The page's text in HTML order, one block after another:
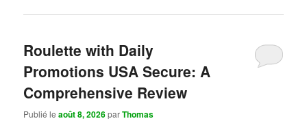
Roulette with Daily
Promotions USA Secure: A
Comprehensive Review
Publié leaoût 8, 2026parThomas